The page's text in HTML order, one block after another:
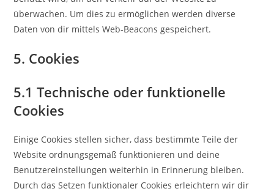
überwachen. Um dies zu ermöglichen werden diverse
Daten von dir mittels Web-Beacons gespeichert.
5. Cookies
5.1 Technische oder funktionelle
Cookies
Einige Cookies stellen sicher, dass bestimmte Teile der
Website ordnungsgemäß funktionieren und deine
Benutzereinstellungen weiterhin in Erinnerung bleiben.
Durch das Setzen funktionaler Cookies erleichtern wir dir